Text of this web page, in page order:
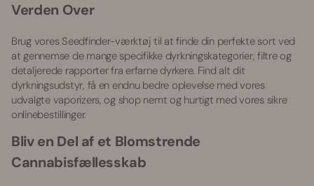
Verden Over
Brug vores Seedfinder-værktøj til at finde din perfekte sort ved
at gennemse de mange specifikke dyrkningskategorier, filtre og
detaljerede rapporter fra erfarne dyrkere. Find alt dit
dyrkningsudstyr, få en endnu bedre oplevelse med vores
udvalgte vaporizers, og shop nemt og hurtigt med vores sikre
onlinebestillinger.
Bliv en Del af et Blomstrende
Cannabisfællesskab